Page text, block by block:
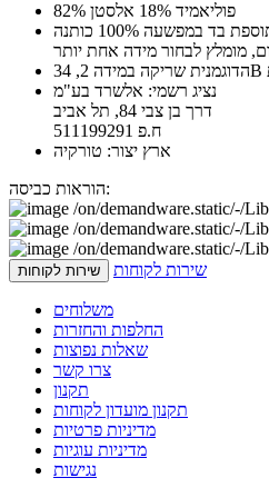
82% פוליאמיד 18% אלסטן
100% כותנה
מומלץ לבחור מידה אחת יותר
נציג רשמי: אלשרד בע"מ
דרך בן צבי 84, תל אביב
ח.פ 511199291
ארץ יצור: טורקיה
הוראות כביסה:
שירות לקוחות שירות לקוחות
משלוחים
החלפות והחזרות
שאלות נפוצות
צרו קשר
תקנון
תקנון מועדון לקוחות
מדיניות פרטיות
מדיניות עוגיות
נגישות